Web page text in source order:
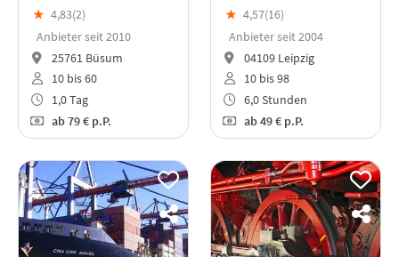
★ 4,83(2)
Anbieter seit 2010
25761 Büsum
10 bis 60
1,0 Tag
ab79 € p.P.
★ 4,57(16)
Anbieter seit 2004
04109 Leipzig
10 bis 98
6,0 Stunden
ab49 € p.P.